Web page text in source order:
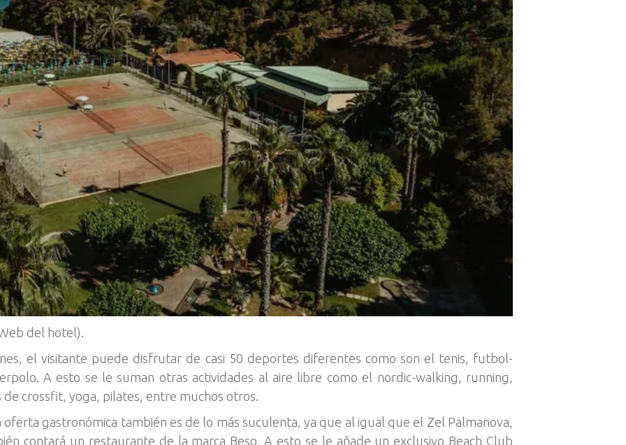
del hotel).
el visitante puede disfrutar de casi 50 deportes diferentes como son el tenis, futbol-
A esto se le suman otras actividades al aire libre como el nordic-walking, running,
crossfit, yoga, pilates, entre muchos otros.
gastronómica también es de lo más suculenta, ya que al igual que el Zel Palmanova,
contará un restaurante de la marca Beso. A esto se le añade un exclusivo Beach Club